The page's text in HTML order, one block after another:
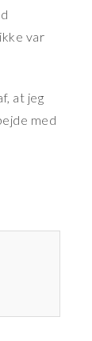
var
at jeg
med